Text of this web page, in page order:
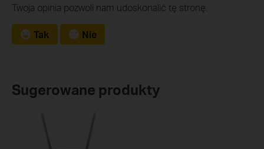
Twoja opinia pozwoli nam udoskonalić tę stronę.
Tak Nie
Sugerowane produkty